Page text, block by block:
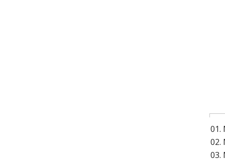
01.
02.
03.